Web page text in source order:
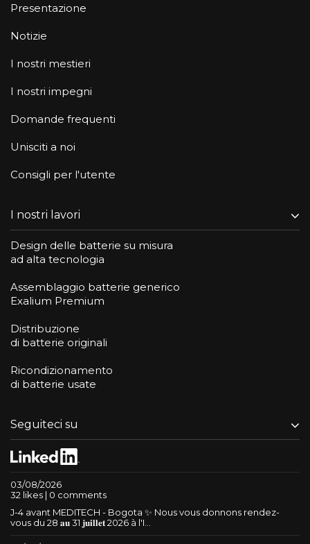
Presentazione
Notizie
I nostri mestieri
I nostri impegni
Domande frequenti
Unisciti a noi
Consigli per l'utente
I nostri lavori
Design delle batterie su misura
ad alta tecnologia
Assemblaggio batterie generico
Exalium Premium
Distribuzione
di batterie originali
Ricondizionamento
di batterie usate
Seguiteci su
03/08/2026
32 likes | 0 comments
J-4 avant MEDITECH - Bogota ✨ Nous vous donnons rendez-
vous du 28 𝐚𝐮 31 𝐣𝐮𝐢𝐥𝐥𝐞𝐭 2026 à l'I...